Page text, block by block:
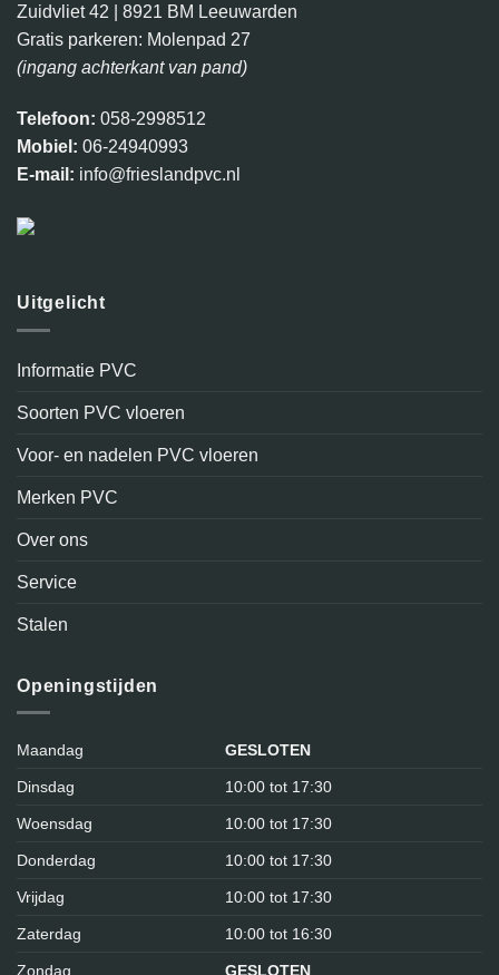
Zuidvliet 42 | 8921 BM Leeuwarden
Gratis parkeren: Molenpad 27
(ingang achterkant van pand)
Telefoon: 058-2998512
Mobiel: 06-24940993
E-mail: info@frieslandpvc.nl
Uitgelicht
Informatie PVC
Soorten PVC vloeren
Voor- en nadelen PVC vloeren
Merken PVC
Over ons
Service
Stalen
Openingstijden
Maandag GESLOTEN
Dinsdag 10:00 tot 17:30
Woensdag 10:00 tot 17:30
Donderdag 10:00 tot 17:30
Vrijdag 10:00 tot 17:30
Zaterdag 10:00 tot 16:30
Zondag GESLOTEN